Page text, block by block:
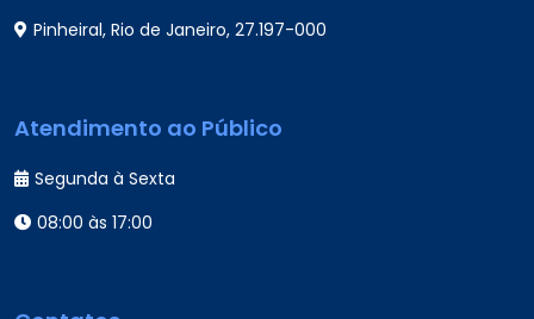
Pinheiral, Rio de Janeiro, 27.197-000
Atendimento ao Público
Segunda à Sexta
08:00 às 17:00